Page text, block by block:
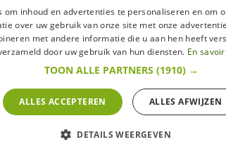
Wettelijke vermeldingen
zijn met alle belastingen inbegrepen.
werkdagen op een aankoop terug te komen.
om inhoud en advertenties te personaliseren en om
over uw gebruik van onze site met onze
met andere informatie die u aan hen heeft
door uw gebruik van hun diensten. En
TOON ALLE PARTNERS (1910) →
ALLES ACCEPTEREN ALLES AFWIJZEN
DETAILS WEERGEVEN